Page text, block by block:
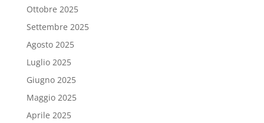
Ottobre 2025
Settembre 2025
Agosto 2025
Luglio 2025
Giugno 2025
Maggio 2025
Aprile 2025